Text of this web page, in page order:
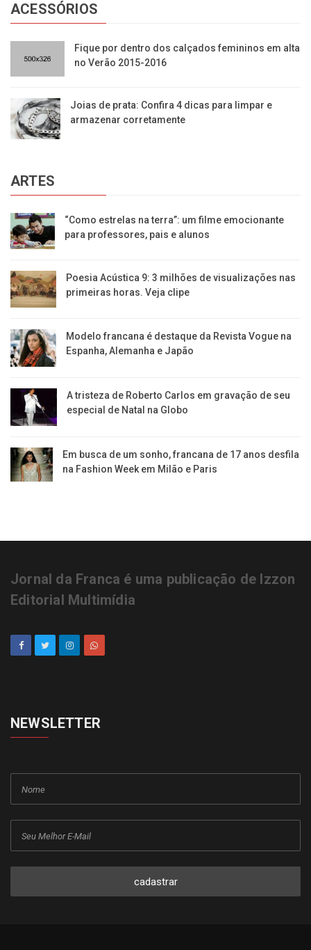
ACESSÓRIOS
​Fique por dentro dos calçados femininos em alta
no Verão 2015-2016
Joias de prata: Confira 4 dicas para limpar e
armazenar corretamente
ARTES
“Como estrelas na terra”: um filme emocionante
para professores, pais e alunos
Poesia Acústica 9: 3 milhões de visualizações nas
primeiras horas. Veja clipe
Modelo francana é destaque da Revista Vogue na
Espanha, Alemanha e Japão
A tristeza de Roberto Carlos em gravação de seu
especial de Natal na Globo
Em busca de um sonho, francana de 17 anos desfila
na Fashion Week em Milão e Paris
Jornal da Franca é uma publicação de Izzon
Editorial Multimídia
NEWSLETTER
cadastrar